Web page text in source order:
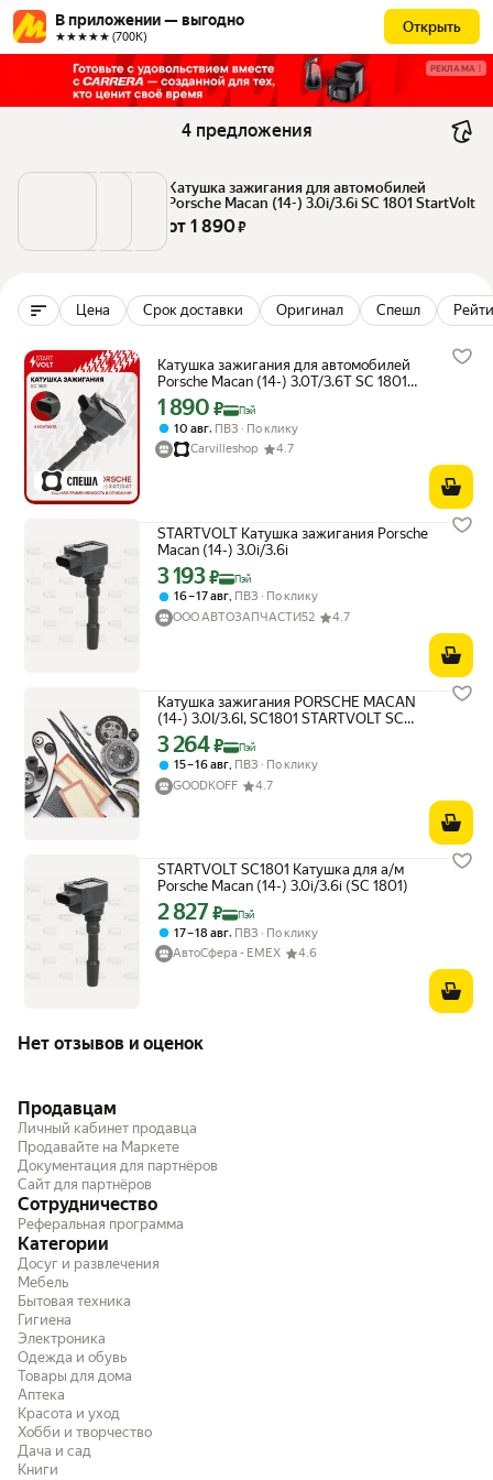
В приложении — выгодно
★★★★★ (700К)
Открыть
РЕКЛАМА
4 предложения
Катушка зажигания для автомобилей
Porsche Macan (14-) 3.0i/3.6i SC 1801 StartVolt
от 1 890 ₽
Цена Срок доставки Оригинал Спешл
Катушка зажигания для автомобилей
Porsche Macan (14-) 3.0T/3.6T SC 1801
StartVolt
Цена с картой Яндекс Пэй 1890 ₽ вместо
1 890 ₽ Пэй
10 авг, ПВЗ
По клику
Carvilleshop
4.7
STARTVOLT Катушка зажигания Porsche
Macan (14-) 3.0i/3.6i
Цена с картой Яндекс Пэй 3193 ₽ вместо
3 193₽ Пэй
16 – 17 авг, ПВЗ
По клику
ООО АВТОЗАПЧАСТИ52
4.7
Катушка зажигания PORSCHE MACAN
(14-) 3.0I/3.6I, SC1801 STARTVOLT SC
1801
Цена с картой Яндекс Пэй 3264 ₽ вместо
3 264₽ Пэй
15 – 16 авг ПВЗ
По клику
GOODKOFF
4.7
STARTVOLT SC1801 Катушка для а/м
Porsche Macan (14-) 3.0i/3.6i (SC 1801)
Цена с картой Яндекс Пэй 2827 ₽ вместо
2 827₽ Пэй
17 – 18 авг, ПВЗ
По клику
АвтоСфера - ЕМЕХ
4.6
Нет отзывов и оценок
Продавцам
Личный кабинет продавца
Продавайте на Маркете
Документация для партнёров
Сайт для партнёров
Сотрудничество
Реферальная программа
Категории
Досуг и развлечения
Мебель
Бытовая техника
Гигиена
Электроника
Одежда и обувь
Товары для дома
Аптека
Красота и уход
Хобби и творчество
Дача и сад
Книги